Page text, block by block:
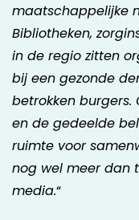
maatschappelijke
Bibliotheken,
in de regio zitten
bij een gezonde
betrokken
en de gedeelde
ruimte voor
nog wel meer dan
media.“